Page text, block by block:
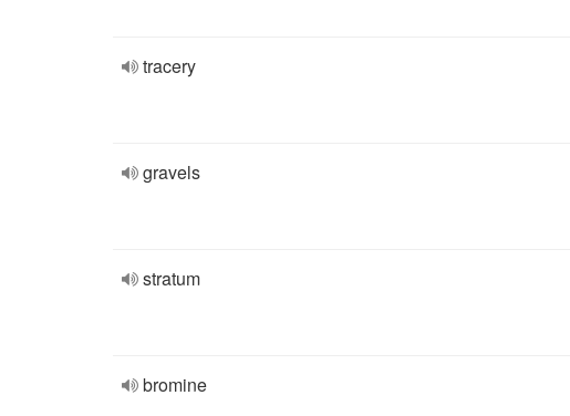
tracery
gravels
stratum
bromine